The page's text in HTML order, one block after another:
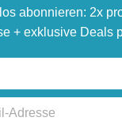
abonnieren: 2x
+ exklusive Deals